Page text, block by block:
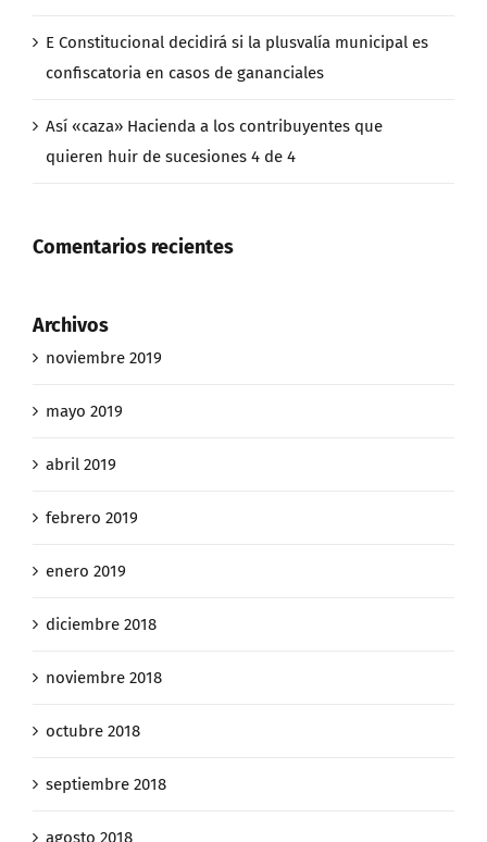
E Constitucional decidirá si la plusvalía municipal es
confiscatoria en casos de gananciales
Así «caza» Hacienda a los contribuyentes que
quieren huir de sucesiones 4 de 4
Comentarios recientes
Archivos
noviembre 2019
mayo 2019
abril 2019
febrero 2019
enero 2019
diciembre 2018
noviembre 2018
octubre 2018
septiembre 2018